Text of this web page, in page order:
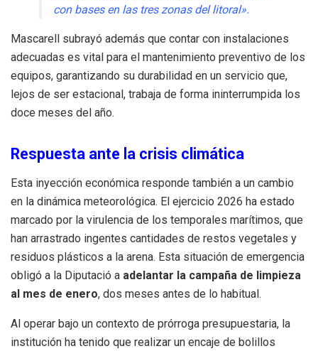
con bases en las tres zonas del litoral».
Mascarell subrayó además que contar con instalaciones
adecuadas es vital para el mantenimiento preventivo de los
equipos, garantizando su durabilidad en un servicio que,
lejos de ser estacional, trabaja de forma ininterrumpida los
doce meses del año.
Respuesta ante la crisis climática
Esta inyección económica responde también a un cambio
en la dinámica meteorológica. El ejercicio 2026 ha estado
marcado por la virulencia de los temporales marítimos, que
han arrastrado ingentes cantidades de restos vegetales y
residuos plásticos a la arena. Esta situación de emergencia
obligó a la Diputació a adelantar la campaña de limpieza
al mes de enero, dos meses antes de lo habitual.
Al operar bajo un contexto de prórroga presupuestaria, la
institución ha tenido que realizar un encaje de bolillos